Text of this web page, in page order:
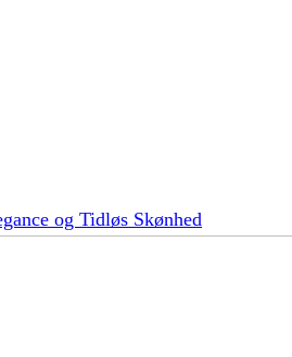
og Tidløs Skønhed